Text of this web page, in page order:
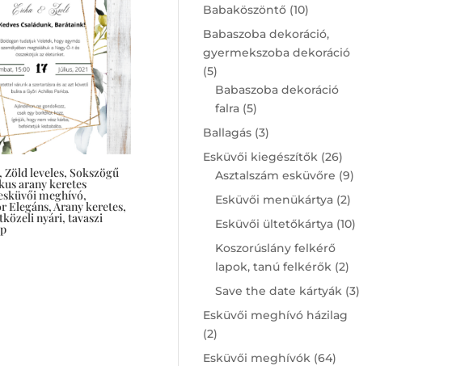
Zöld leveles, Sokszögű
arany keretes
meghívó,
Elegáns, Arany keretes,
nyári, tavaszi
Babaköszöntő 1010
products
Babaszoba dekoráció,
gyermekszoba dekoráció
55
products
Babaszoba dekoráció
falra 55
products
Ballagás 33
products
Esküvői kiegészítők 2626
products
Asztalszám esküvőre 99
Esküvői menükártya 22
products
Esküvői ültetőkártya 1010
Koszorúslány felkérő
lapok, tanú felkérők 22
products
Save the date kártyák 33
Esküvői meghívó házilag
22
products
Esküvői meghívók 6464